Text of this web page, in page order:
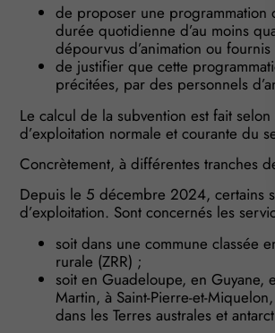
de proposer une programmation
durée quotidienne d’au moins
dépourvus d’animation ou fournis
de justifier que cette
précitées, par des personnels
Le calcul de la subvention est fait
d’exploitation normale et courante du
Concrètement, à différentes tranches
Depuis le 5 décembre 2024, certains
d’exploitation. Sont concernés les
soit dans une commune classée
rurale (ZRR) ;
soit en Guadeloupe, en Guyane,
Martin, à Saint-Pierre-et-
dans les Terres australes et